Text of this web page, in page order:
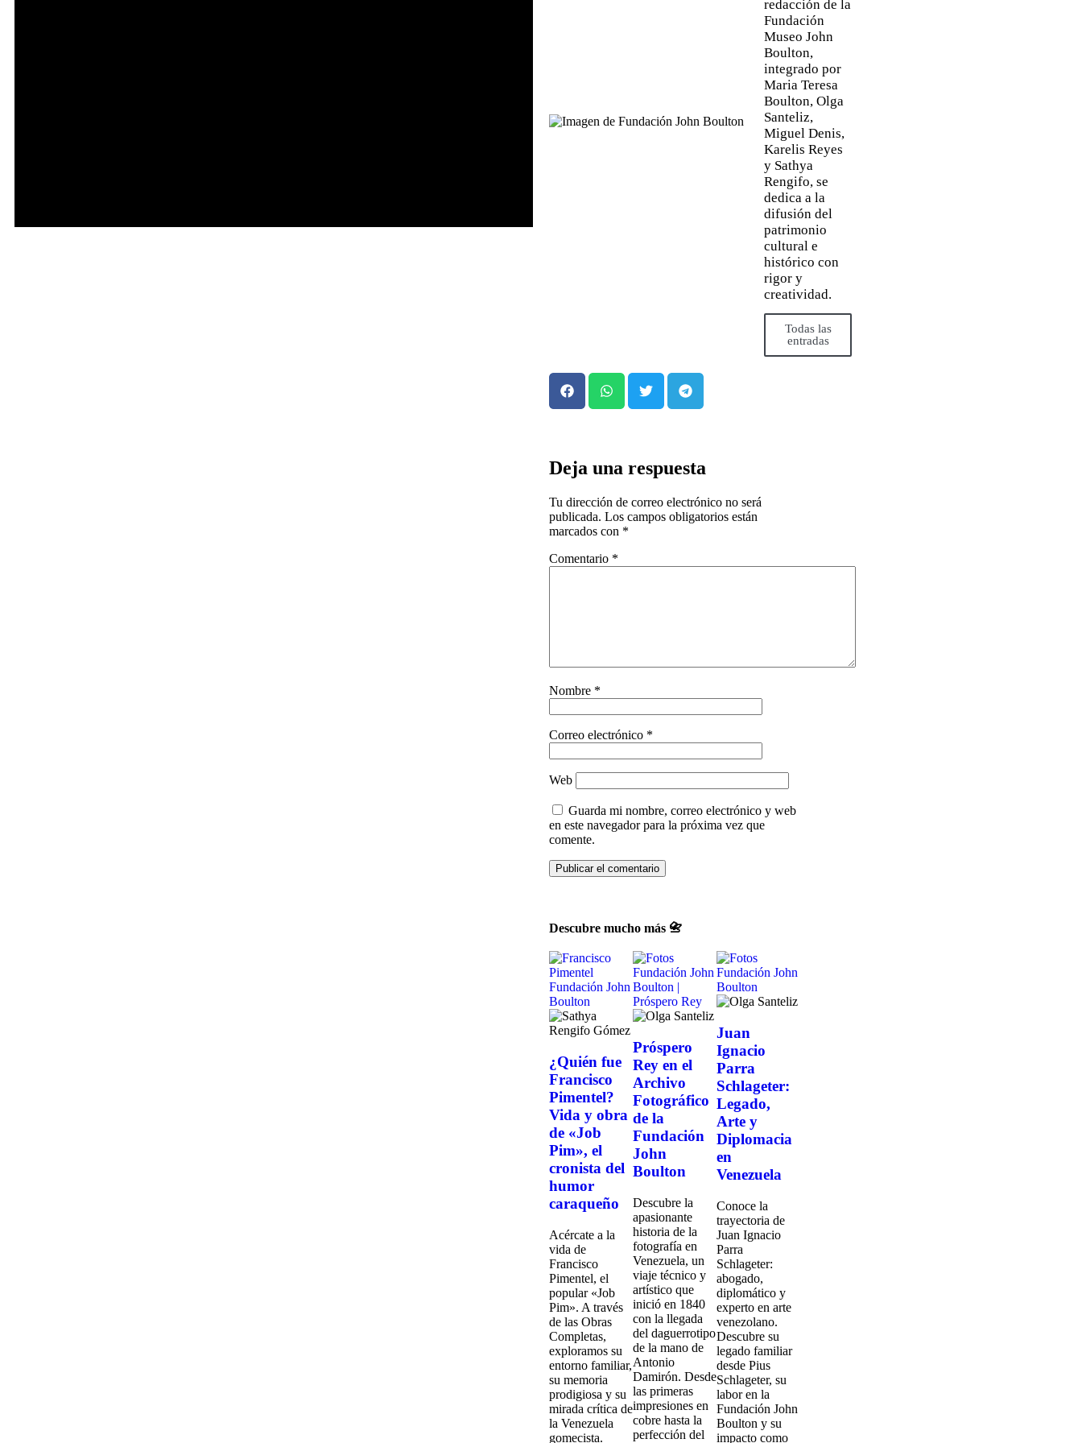
redacción de la
Fundación
Museo John
Boulton,
integrado por
Maria Teresa
Boulton, Olga
Santeliz,
Miguel Denis,
Karelis Reyes
y Sathya
Rengifo, se
dedica a la
difusión del
patrimonio
cultural e
histórico con
rigor y
creatividad.
Todas las
entradas
Deja una respuesta
Tu dirección de correo electrónico no será
publicada. Los campos obligatorios están
marcados con *
Comentario *
Nombre *
Correo electrónico *
Web
Guarda mi nombre, correo electrónico y web
en este navegador para la próxima vez que
comente.
Descubre mucho más 📇
¿Quién fue
Francisco
Pimentel?
Vida y obra
de «Job
Pim», el
cronista del
humor
caraqueño
Acércate a la
vida de
Francisco
Pimentel, el
popular «Job
Pim». A través
de las Obras
Completas,
exploramos su
entorno familiar,
su memoria
prodigiosa y su
mirada crítica de
la Venezuela
gomecista.
Próspero
Rey en el
Archivo
Fotográfico
de la
Fundación
John
Boulton
Descubre la
apasionante
historia de la
fotografía en
Venezuela, un
viaje técnico y
artístico que
inició en 1840
con la llegada
del daguerrotipo
de la mano de
Antonio
Damirón. Desde
las primeras
impresiones en
cobre hasta la
perfección del
Juan
Ignacio
Parra
Schlageter:
Legado,
Arte y
Diplomacia
en
Venezuela
Conoce la
trayectoria de
Juan Ignacio
Parra
Schlageter:
abogado,
diplomático y
experto en arte
venezolano.
Descubre su
legado familiar
desde Pius
Schlageter, su
labor en la
Fundación John
Boulton y su
impacto como